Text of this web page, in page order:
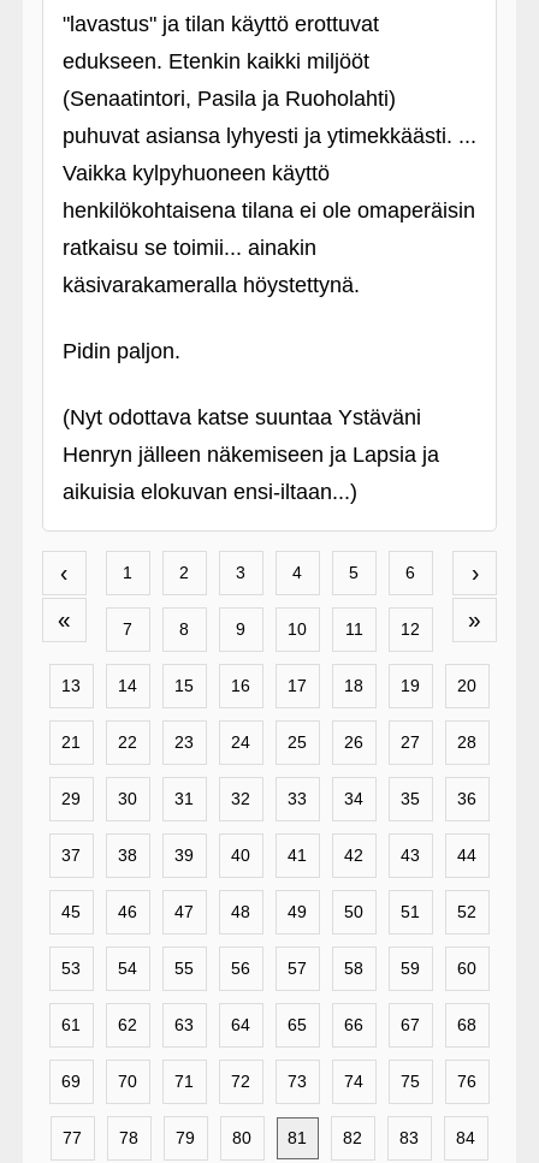
"lavastus" ja tilan käyttö erottuvat
edukseen. Etenkin kaikki miljööt
(Senaatintori, Pasila ja Ruoholahti)
puhuvat asiansa lyhyesti ja ytimekkäästi. ...
Vaikka kylpyhuoneen käyttö
henkilökohtaisena tilana ei ole omaperäisin
ratkaisu se toimii... ainakin
käsivarakameralla höystettynä.
Pidin paljon.
(Nyt odottava katse suuntaa Ystäväni
Henryn jälleen näkemiseen ja Lapsia ja
aikuisia elokuvan ensi-iltaan...)
‹
«
›
»
1 2 3 4 5 6
7 8 9 10 11 12
13 14 15 16 17 18 19 20
21 22 23 24 25 26 27 28
29 30 31 32 33 34 35 36
37 38 39 40 41 42 43 44
45 46 47 48 49 50 51 52
53 54 55 56 57 58 59 60
61 62 63 64 65 66 67 68
69 70 71 72 73 74 75 76
77 78 79 80 81 82 83 84